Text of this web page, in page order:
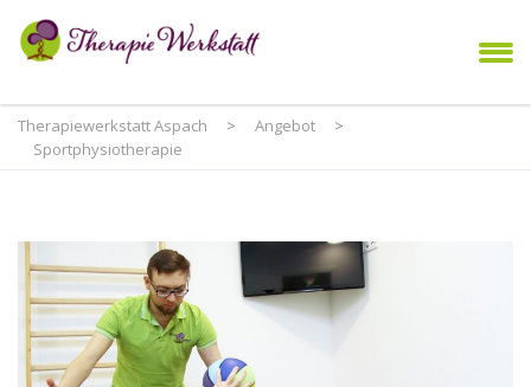
Therapiewerkstatt Aspach > Angebot
>
Sportphysiotherapie